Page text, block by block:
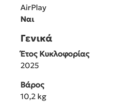
AirPlay
Ναι
Γενικά
Έτος Κυκλοφορίας
2025
Βάρος
10,2 kg